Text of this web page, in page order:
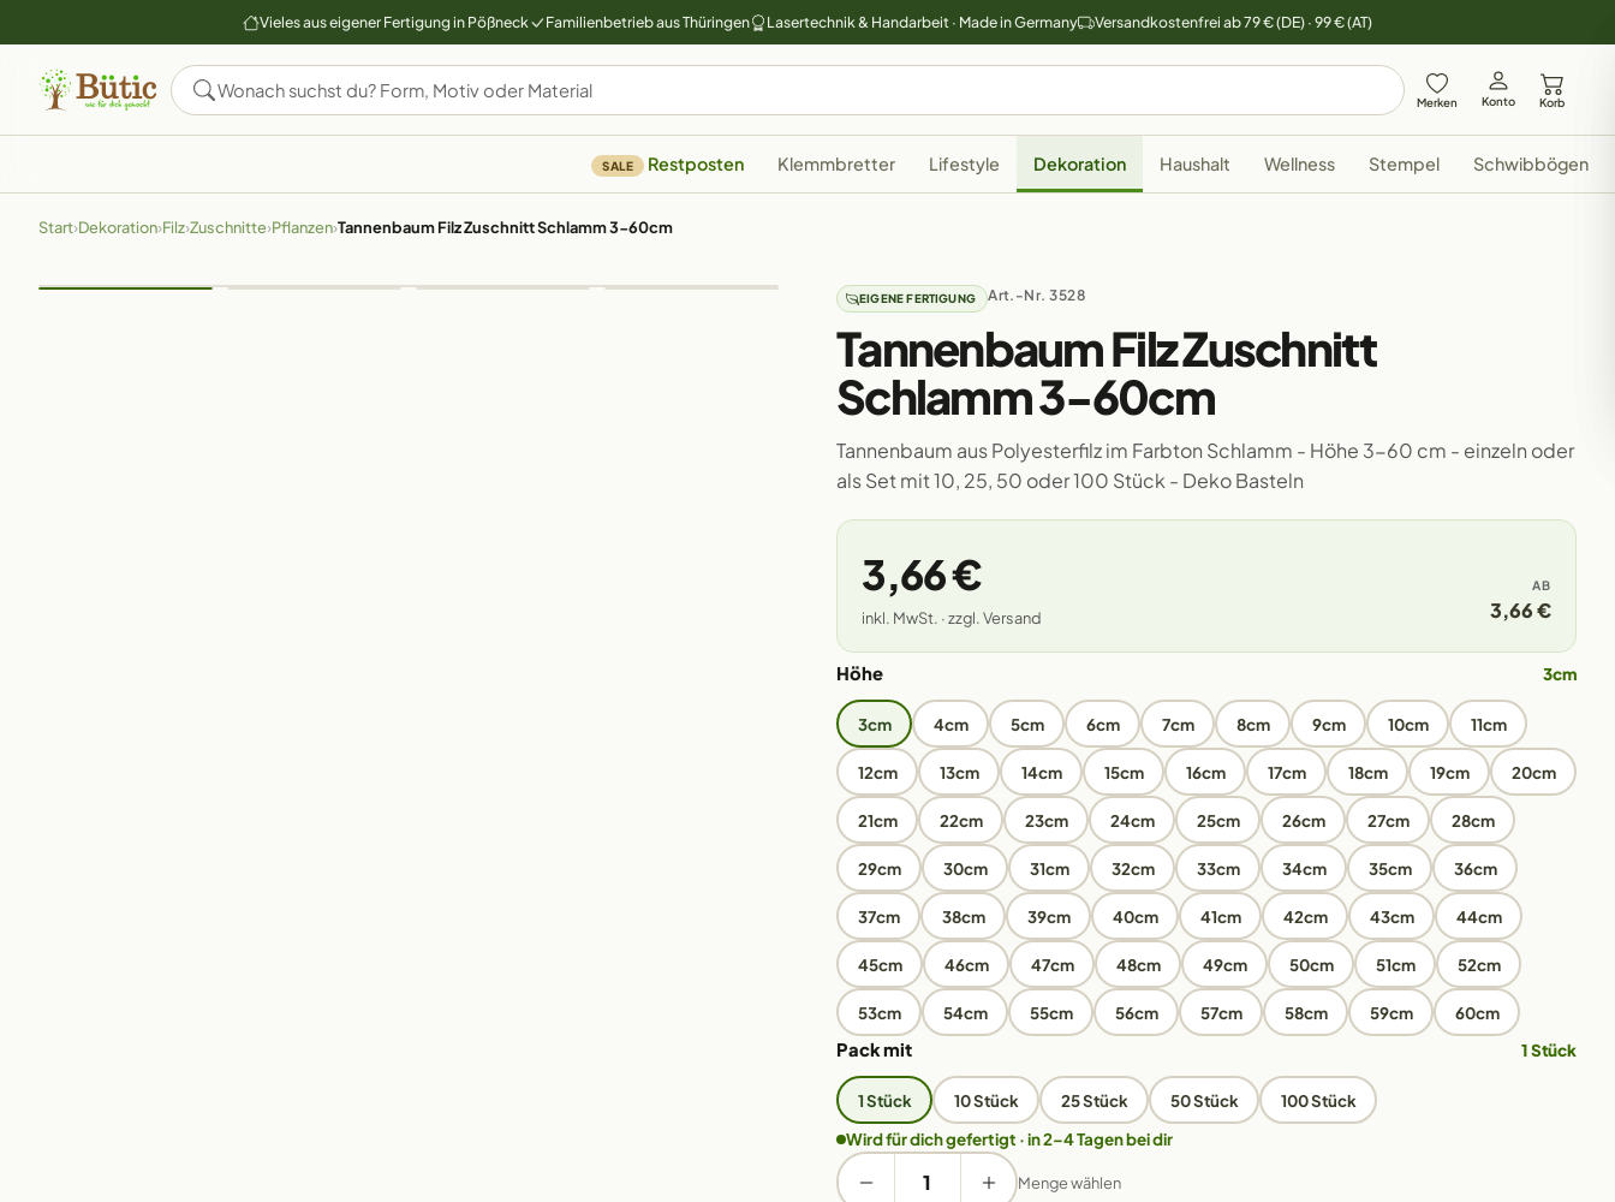
Vieles aus eigener Fertigung in Pößneck Familienbetrieb aus Thüringen Lasertechnik & Handarbeit · Made in Germany Versandkostenfrei ab 79 € (DE) · 99 € (AT)
Merken Konto Korb
SALE Restposten Klemmbretter Lifestyle Dekoration Haushalt Wellness Stempel Schwibbögen
Start›Dekoration›Filz›Zuschnitte›Pflanzen›Tannenbaum Filz Zuschnitt Schlamm 3-60cm
EIGENE FERTIGUNG Art.-Nr. 3528
Tannenbaum Filz Zuschnitt
Schlamm 3-60cm
Tannenbaum aus Polyesterfilz im Farbton Schlamm - Höhe 3-60 cm - einzeln oder
als Set mit 10, 25, 50 oder 100 Stück - Deko Basteln
3,66 €
inkl. MwSt. · zzgl. Versand
AB
3,66 €
Höhe 3cm
3cm 4cm 5cm 6cm 7cm 8cm 9cm 10cm 11cm
12cm 13cm 14cm 15cm 16cm 17cm 18cm 19cm 20cm
21cm 22cm 23cm 24cm 25cm 26cm 27cm 28cm
29cm 30cm 31cm 32cm 33cm 34cm 35cm 36cm
37cm 38cm 39cm 40cm 41cm 42cm 43cm 44cm
45cm 46cm 47cm 48cm 49cm 50cm 51cm 52cm
53cm 54cm 55cm 56cm 57cm 58cm 59cm 60cm
Pack mit 1 Stück
1 Stück 10 Stück 25 Stück 50 Stück
100 Stück
Wird für dich gefertigt · in 2–4 Tagen bei dir
Menge wählen